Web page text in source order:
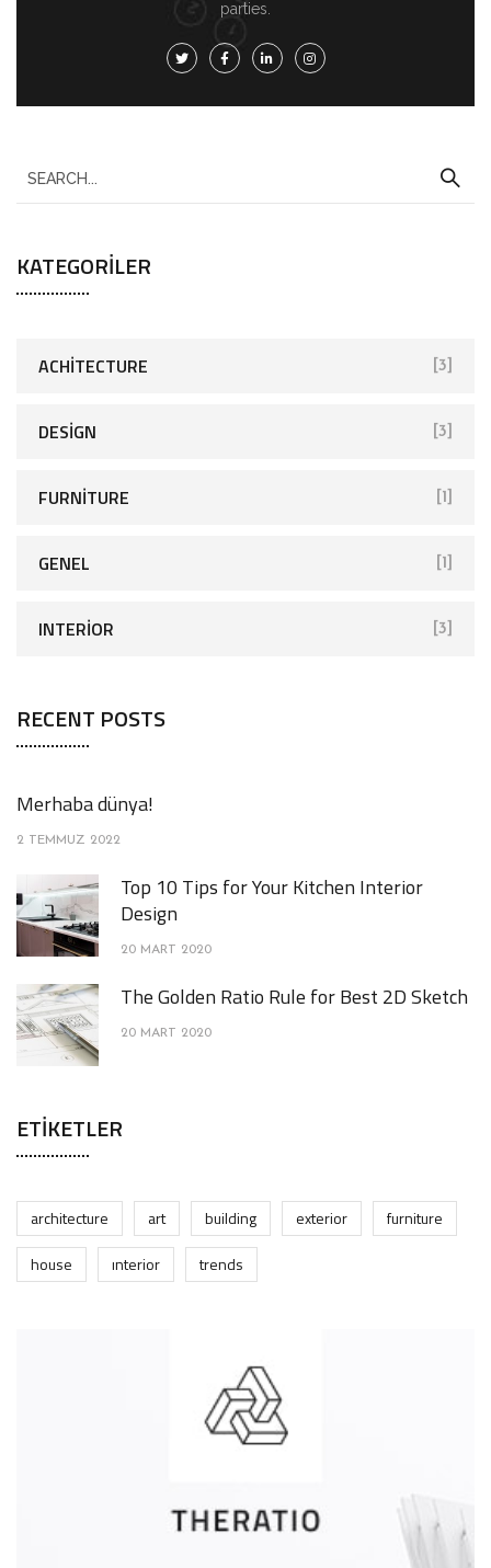
parties.
KATEGORILER
ACHITECTURE [3]
DESIGN [3]
FURNITURE [1]
GENEL [1]
INTERIOR [3]
RECENT POSTS
Merhaba dünya!
2 TEMMUZ 2022
Top 10 Tips for Your Kitchen Interior
Design
20 MART 2020
The Golden Ratio Rule for Best 2D Sketch
20 MART 2020
ETIKETLER
architecture art building exterior
furniture
house
interior trends